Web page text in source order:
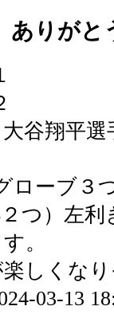
りがと
谷翔平
ローブ３
つ）左
。
しくな
03-13